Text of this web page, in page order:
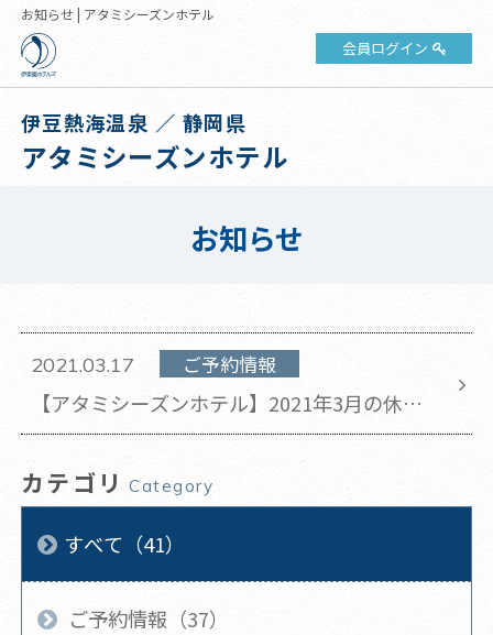
お知らせ | アタミシーズンホテル
会員ログイン
伊豆熱海温泉 ／ 静岡県
アタミシーズンホテル
お知らせ
2021.03.17 ご予約情報
【アタミシーズンホテル】2021年3月の休館
日のお知らせ(2021年3月17日 更新)
カテゴリ Category
すべて（41）
ご予約情報（37）